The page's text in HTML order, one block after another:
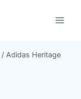
/ Adidas Heritage